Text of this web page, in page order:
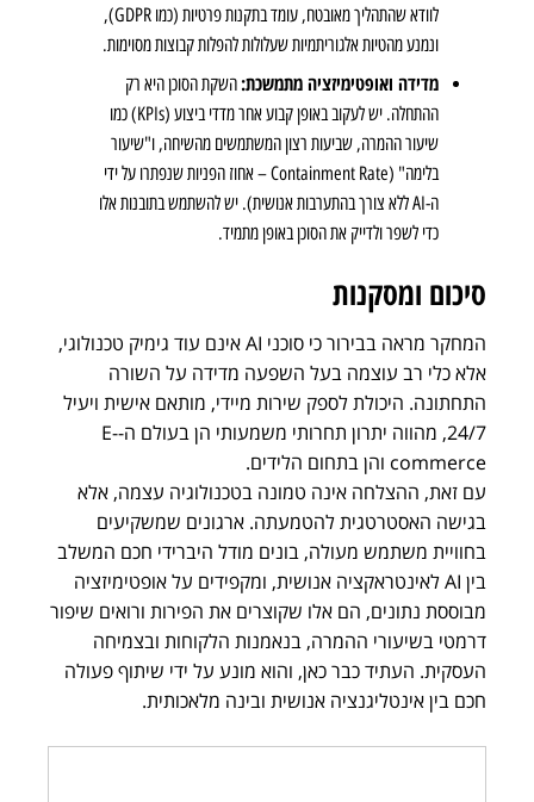
לוודא שהתהליך מאובטח, עומד בתקנות פרטיות (כמו GDPR),
ונמנע מהטיות אלגוריתמיות שעלולות להפלות קבוצות מסוימות.
מדידה ואופטימיזציה מתמשכת: השקת הסוכן היא רק
ההתחלה. יש לעקוב באופן קבוע אחר מדדי ביצוע (KPIs) כמו
שיעור ההמרה, שביעות רצון המשתמשים מהשיחה, ו"שיעור
בלימה" (Containment Rate – אחוז הפניות שנפתרו על ידי
ה-AI ללא צורך בהתערבות אנושית). יש להשתמש בתובנות אלו
כדי לשפר ולדייק את הסוכן באופן מתמיד.
סיכום ומסקנות
המחקר מראה בבירור כי סוכני AI אינם עוד גימיק טכנולוגי,
אלא כלי רב עוצמה בעל השפעה מדידה על השורה
התחתונה. היכולת לספק שירות מיידי, מותאם אישית ויעיל
24/7, מהווה יתרון תחרותי משמעותי הן בעולם ה-E-
commerce והן בתחום הלידים.
עם זאת, ההצלחה אינה טמונה בטכנולוגיה עצמה, אלא
בגישה האסטרטגית להטמעתה. ארגונים שמשקיעים
בחוויית משתמש מעולה, בונים מודל היברידי חכם המשלב
בין AI לאינטראקציה אנושית, ומקפידים על אופטימיזציה
מבוססת נתונים, הם אלו שקוצרים את הפירות ורואים שיפור
דרמטי בשיעורי ההמרה, בנאמנות הלקוחות ובצמיחה
העסקית. העתיד כבר כאן, והוא מונע על ידי שיתוף פעולה
חכם בין אינטליגנציה אנושית ובינה מלאכותית.